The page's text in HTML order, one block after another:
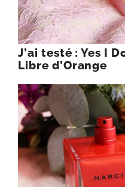
J’ai testé : Yes I
Libre d’Orange